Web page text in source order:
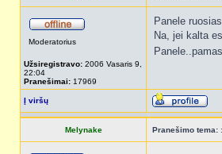
Moderatorius
Užsiregistravo: 2006 Vasaris 9,
22:04
Pranešimai: 17969
Panele
Na, jei kalta
Į viršų
Melynake Pranešimo tema: